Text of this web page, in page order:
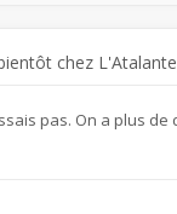
chez
pas. On a plus